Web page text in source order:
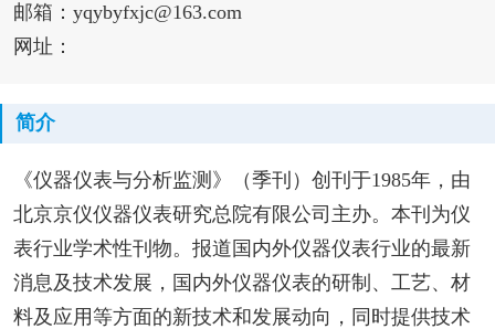
邮箱：yqybyfxjc@163.com
网址：
简介
《仪器仪表与分析监测》（季刊）创刊于1985年，由
北京京仪仪器仪表研究总院有限公司主办。本刊为仪
表行业学术性刊物。报道国内外仪器仪表行业的最新
消息及技术发展，国内外仪器仪表的研制、工艺、材
料及应用等方面的新技术和发展动向，同时提供技术